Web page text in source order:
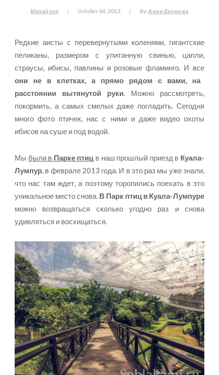
Малайзия / October 04, 2013 / By:Анна Егорова
Редкие аисты с перевернутыми коленями, гигантские
пеликаны, размером с упитанную свинью, цапли,
страусы, ибисы, павлины и розовые фламинго. И все
они не в клетках, а прямо рядом с вами, на
расстоянии вытянутой руки. Можно рассмотреть,
покормить, а самых смелых даже погладить. Сегодня
много фото птичек, нас с ними и даже видео охоты
ибисов на суше и под водой.
Мы были в Парке птиц в наш прошлый приезд в Куала-
Лумпур, в феврале 2013 года. И в это раз мы уже знали,
что нас там ждет, а поэтому торопились поехать в это
уникальное место снова. В Парк птиц в Куала-Лумпуре
можно возвращаться сколько угодно раз и снова
удивляться и восхищаться.